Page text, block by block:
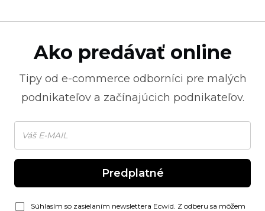
Ako predávať online
Tipy od e-commerce odborníci pre malých
podnikateľov a začínajúcich podnikateľov.
Predplatné
Súhlasím so zasielaním newslettera Ecwid. Z odberu sa môžem